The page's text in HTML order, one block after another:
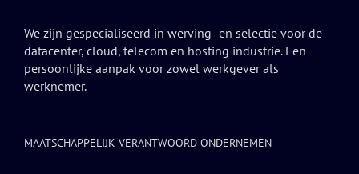
We zijn gespecialiseerd in werving- en selectie voor de
datacenter, cloud, telecom en hosting industrie. Een
persoonlijke aanpak voor zowel werkgever als
werknemer.
MAATSCHAPPELIJK VERANTWOORD ONDERNEMEN